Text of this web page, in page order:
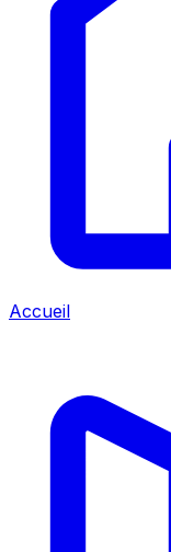
Accueil